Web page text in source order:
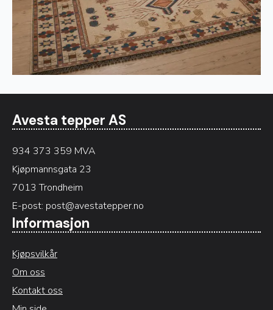
Avesta tepper AS
934 373 359 MVA
Kjøpmannsgata 23
7013 Trondheim
E-post: post@avestatepper.no
Informasjon
Kjøpsvilkår
Om oss
Kontakt oss